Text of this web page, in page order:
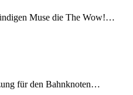
Muse die The Wow!…
für den Bahnknoten…